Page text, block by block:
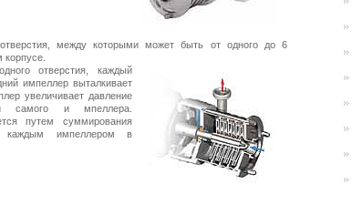
между которыми может быть от одного до 6
отверстия, каждый
импеллер выталкивает
увеличивает давление
самого и мпеллера.
путем суммирования
каждым импеллером в